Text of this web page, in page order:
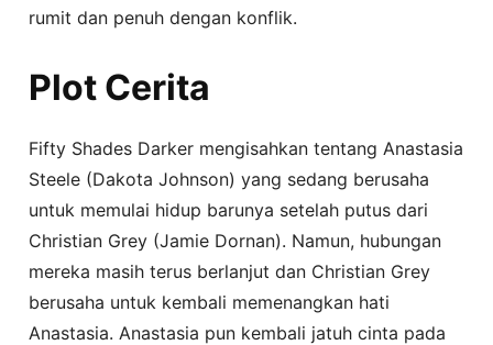
rumit dan penuh dengan konflik.
Plot Cerita
Fifty Shades Darker mengisahkan tentang Anastasia
Steele (Dakota Johnson) yang sedang berusaha
untuk memulai hidup barunya setelah putus dari
Christian Grey (Jamie Dornan). Namun, hubungan
mereka masih terus berlanjut dan Christian Grey
berusaha untuk kembali memenangkan hati
Anastasia. Anastasia pun kembali jatuh cinta pada